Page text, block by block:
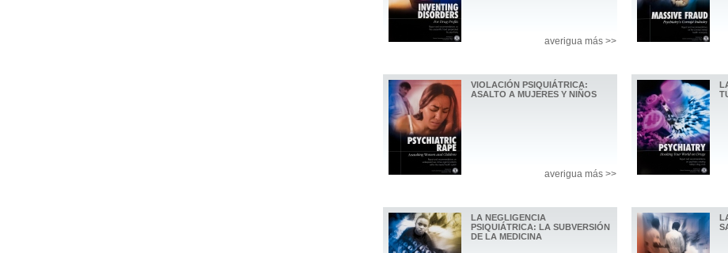
averigua más >>
VIOLACIÓN PSIQUIÁTRICA:
ASALTO A MUJERES Y NIÑOS
averigua más >>
LA NEGLIGENCIA
PSIQUIÁTRICA: LA SUBVERSIÓN
DE LA MEDICINA